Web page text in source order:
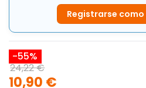
Registrarse
-55%
24,22 €
10,90 €